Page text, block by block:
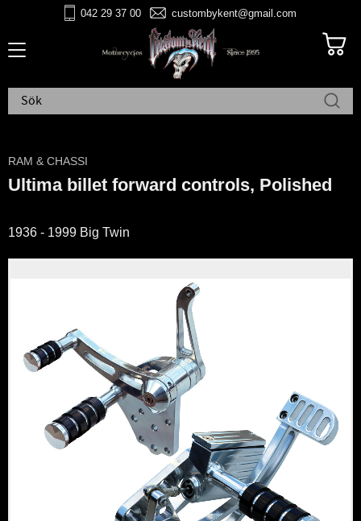
042 29 37 00 custombykent@gmail.com
RAM & CHASSI
Ultima billet forward controls, Polished
1936 - 1999 Big Twin